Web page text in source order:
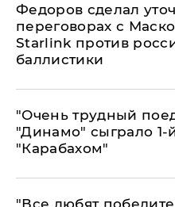
Федоров сделал
переговорах с
Starlink против
баллистики
"Очень трудный
"Динамо" сыграло 1-
"Карабахом"
​"Все любят